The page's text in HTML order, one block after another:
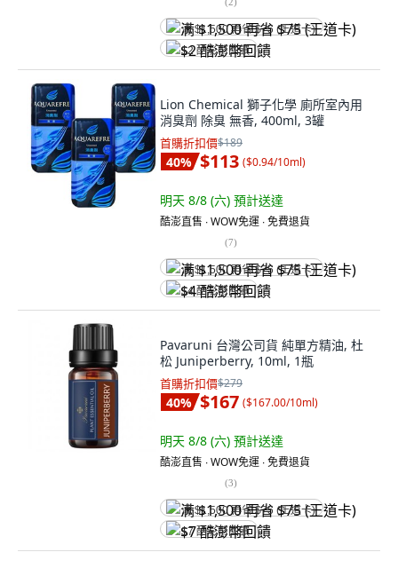
满 $1,500 再省 $75 (王道卡)
$2 酷澎幣回饋
Lion Chemical 獅子化學 廁所室內用
消臭劑 除臭 無香, 400ml, 3罐
首購折扣價$189
40% $113 ($0.94/10ml)
明天 8/8 (六) 預計送達
酷澎直售 ∙ WOW免運 ∙ 免費退貨
(7)
满 $1,500 再省 $75 (王道卡)
$4 酷澎幣回饋
Pavaruni 台灣公司貨 純單方精油, 杜
松 Juniperberry, 10ml, 1瓶
首購折扣價$279
40% $167 ($167.00/10ml)
明天 8/8 (六) 預計送達
酷澎直售 ∙ WOW免運 ∙ 免費退貨
(3)
满 $1,500 再省 $75 (王道卡)
$7 酷澎幣回饋